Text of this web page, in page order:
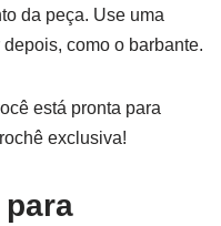
da peça. Use uma
como o barbante.
está pronta para
exclusiva!